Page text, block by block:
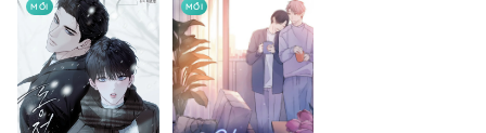
MỚI MỚI